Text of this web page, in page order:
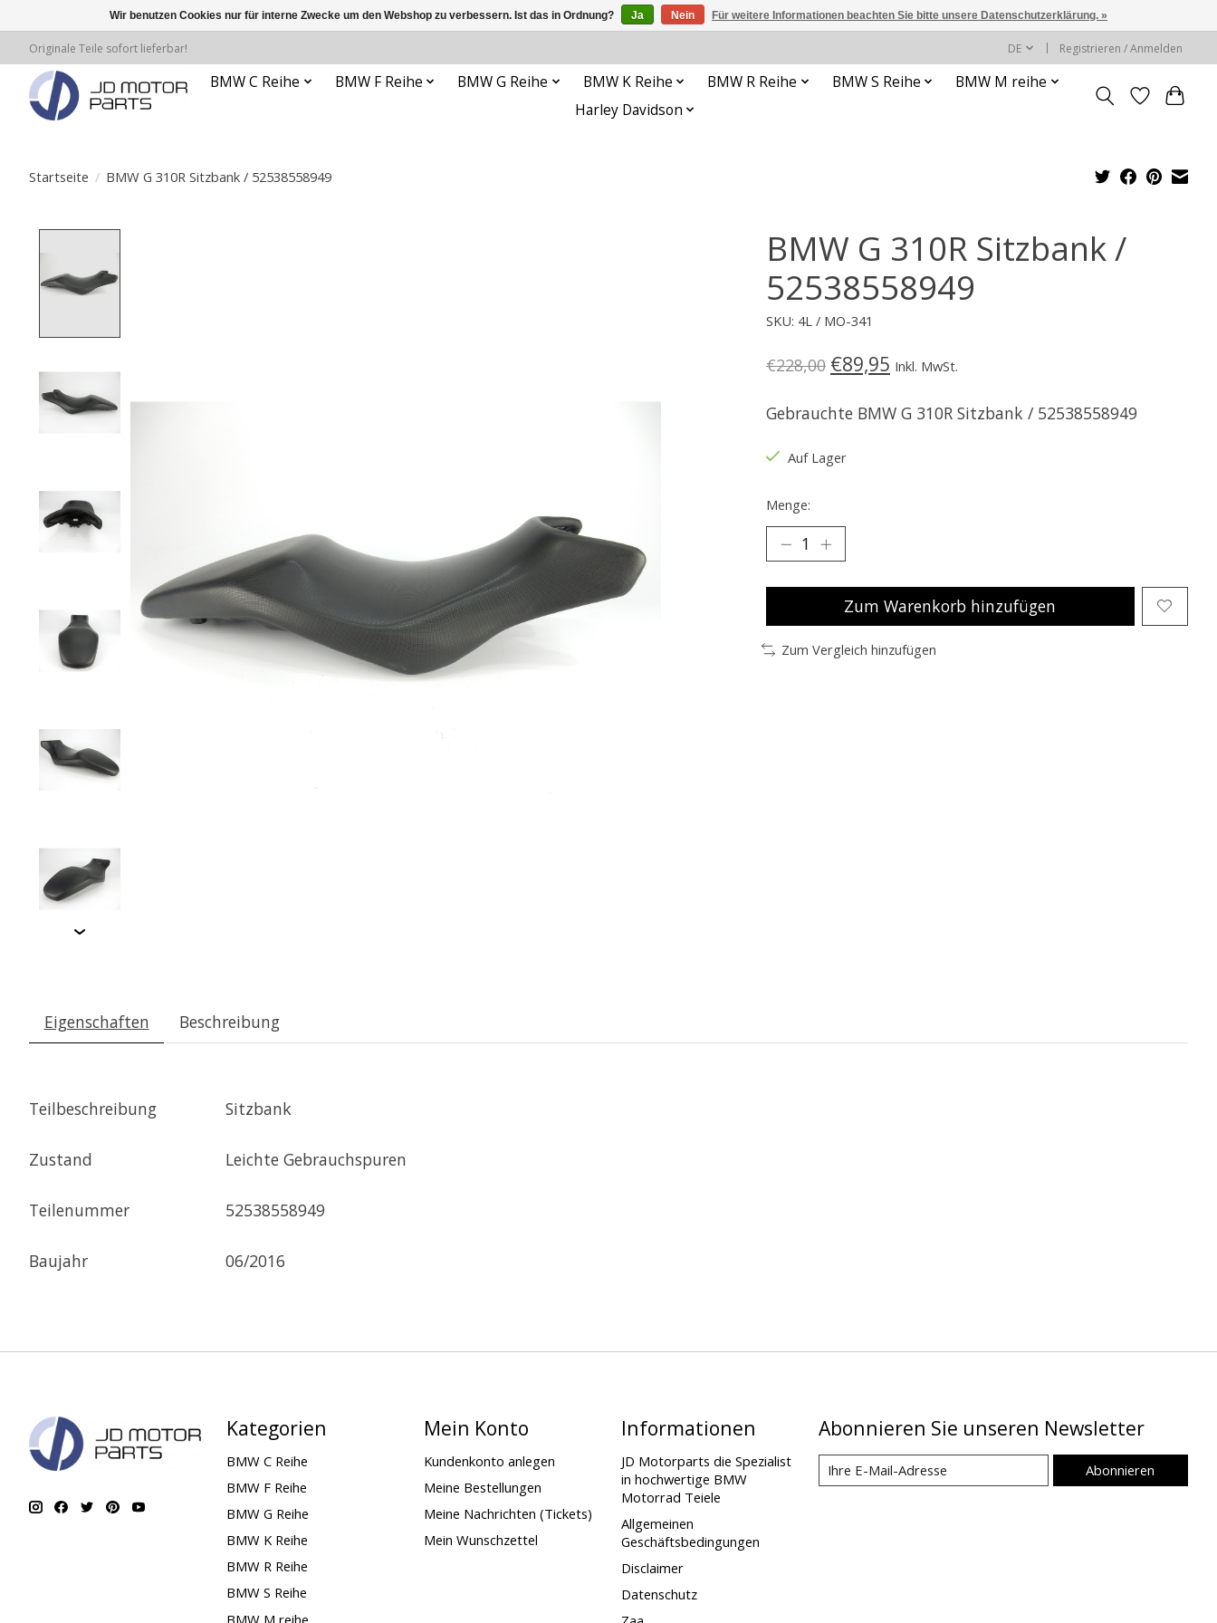
Originale Teile sofort lieferbar! DE Registrieren / Anmelden
BMW C Reihe BMW F Reihe BMW G Reihe BMW K Reihe BMW R Reihe BMW S Reihe
BMW M reihe
Harley Davidson
Startseite / BMW G 310R Sitzbank / 52538558949
BMW G 310R Sitzbank /
52538558949
SKU: 4L / MO-341
€228,00 €89,95 Inkl. MwSt.
Gebrauchte BMW G 310R Sitzbank / 52538558949
Auf Lager
Menge:
Zum Warenkorb hinzufügen
Zum Vergleich hinzufügen
Eigenschaften Beschreibung
Teilbeschreibung Sitzbank
Zustand Leichte Gebrauchspuren
Teilenummer 52538558949
Baujahr 06/2016
Kategorien
BMW C Reihe
BMW F Reihe
BMW G Reihe
BMW K Reihe
BMW R Reihe
BMW S Reihe
BMW M reihe
Mein Konto
Kundenkonto anlegen
Meine Bestellungen
Meine Nachrichten (Tickets)
Mein Wunschzettel
Informationen
JD Motorparts die Spezialist
in hochwertige BMW
Motorrad Teiele
Allgemeinen
Geschäftsbedingungen
Disclaimer
Datenschutz
Abonnieren Sie unseren Newsletter
Abonnieren
Wir benutzen Cookies nur für interne Zwecke um den Webshop zu verbessern. Ist das in Ordnung? Ja Nein Für weitere Informationen beachten Sie bitte unsere Datenschutzerklärung. »